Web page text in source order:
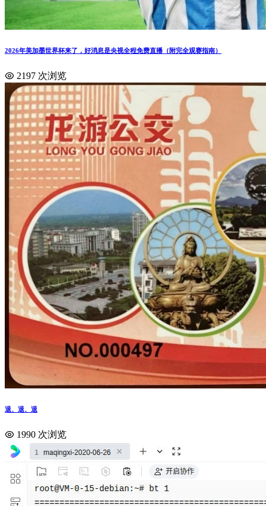
2026年美加墨世界杯来了，好消息是央视全程免费直播（附完全观赛指南）
2197 次浏览
退、退、退
1990 次浏览